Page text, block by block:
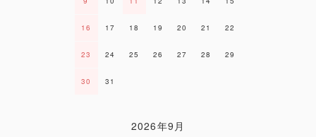
16 17 18 19 20 21 22
23 24 25 26 27 28 29
30 31
2026年9月